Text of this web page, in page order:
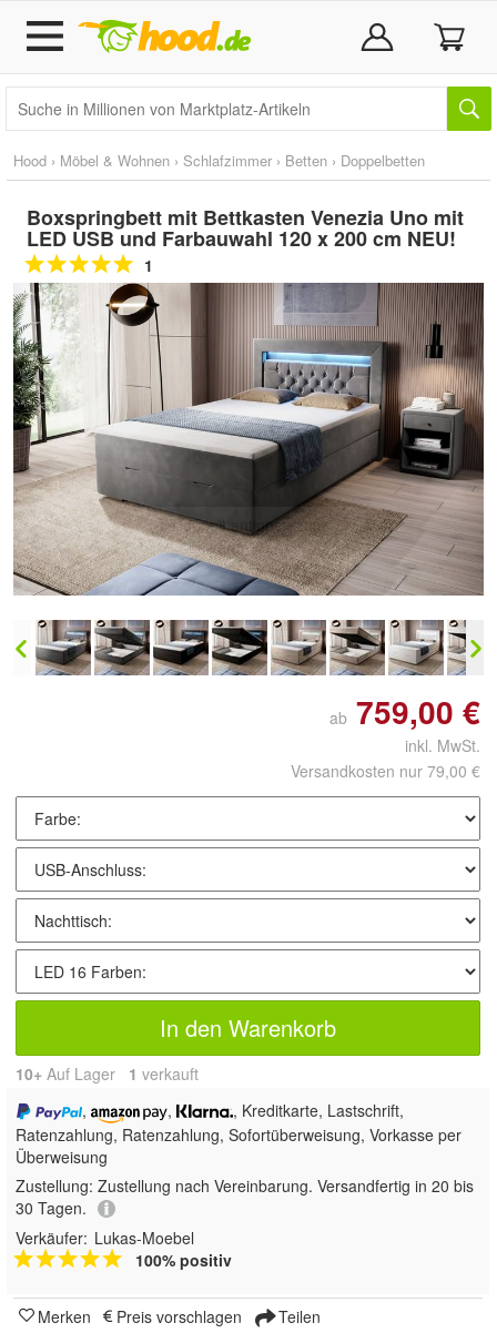
Hood › Möbel & Wohnen › Schlafzimmer › Betten › Doppelbetten
Boxspringbett mit Bettkasten Venezia Uno mit
LED USB und Farbauwahl 120 x 200 cm NEU!
1
Doppelt antippen zum
vergrößern
ab 759,00 €
inkl. MwSt.
Versandkosten nur 79,00 €
In den Warenkorb
10+ Auf Lager 1 verkauft
,
,
, Kreditkarte, Lastschrift,
Ratenzahlung, Ratenzahlung, Sofortüberweisung, Vorkasse per
Überweisung
Zustellung: Zustellung nach Vereinbarung. Versandfertig in 20 bis
30 Tagen.
Verkäufer: Lukas-Moebel
100% positiv
Merken Preis vorschlagen Teilen